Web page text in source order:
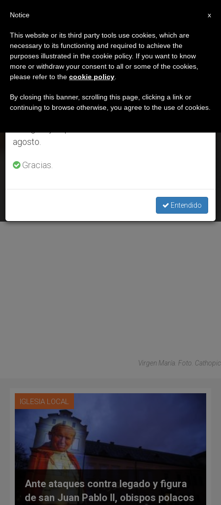
DÍA
Diciembre 9th, 2025
ÚLTIMAS NOTICIAS
¿En defensa de Virgen María? Asociación Mariana
Internacional contra documento de cardenal Fernández y
DEC 09, 2025 21:16
Virgen María. Foto. Cathopic
IGLESIA LOCAL
Ante ataques contra legado y figura
de san Juan Pablo II, obispos polacos
×
Aviso importante
Del 27 de julio al 7 de agosto haremos la pausa
anual, aprovechando que en el periodo de verano
se generan menos informaciones y también el
agosto.
Gracias.
Entendido
x
Notice
This website or its third party tools use cookies, which are
necessary to its functioning and required to achieve the
purposes illustrated in the cookie policy. If you want to know
more or withdraw your consent to all or some of the cookies,
please refer to the cookie policy
By closing this banner, scrolling this page, clicking a link or
continuing to browse otherwise, you agree to the use of cookies.